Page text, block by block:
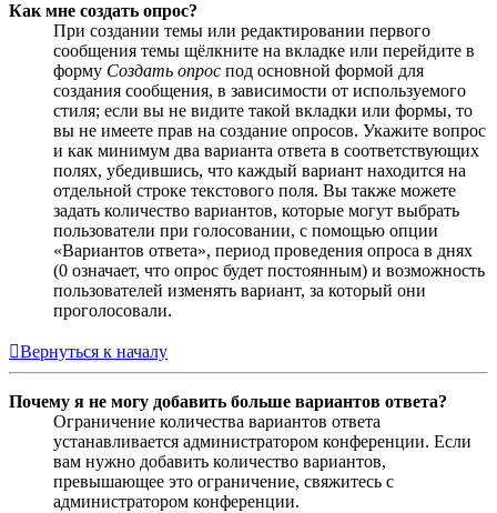
Как мне создать опрос?
При создании темы или редактировании первого
сообщения темы щёлкните на вкладке или перейдите в
форму Создать опрос под основной формой для
создания сообщения, в зависимости от используемого
стиля; если вы не видите такой вкладки или формы, то
вы не имеете прав на создание опросов. Укажите вопрос
и как минимум два варианта ответа в соответствующих
полях, убедившись, что каждый вариант находится на
отдельной строке текстового поля. Вы также можете
задать количество вариантов, которые могут выбрать
пользователи при голосовании, с помощью опции
«Вариантов ответа», период проведения опроса в днях
(0 означает, что опрос будет постоянным) и возможность
пользователей изменять вариант, за который они
проголосовали.
Вернуться к началу
Почему я не могу добавить больше вариантов ответа?
Ограничение количества вариантов ответа
устанавливается администратором конференции. Если
вам нужно добавить количество вариантов,
превышающее это ограничение, свяжитесь с
администратором конференции.